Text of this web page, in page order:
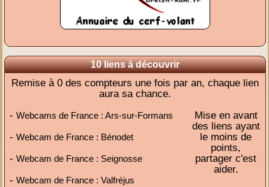
10 liens à découvrir
Remise à 0 des compteurs une fois par an, chaque lien
aura sa chance.
-Webcams de France : Ars-sur-Formans
-Webcam de France : Bénodet
-Webcam de France : Seignosse
-Webcam de France : Valfréjus
Mise en avant
des liens ayant
le moins de
points,
partager c'est
aider.